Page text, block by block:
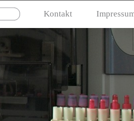
Kontakt